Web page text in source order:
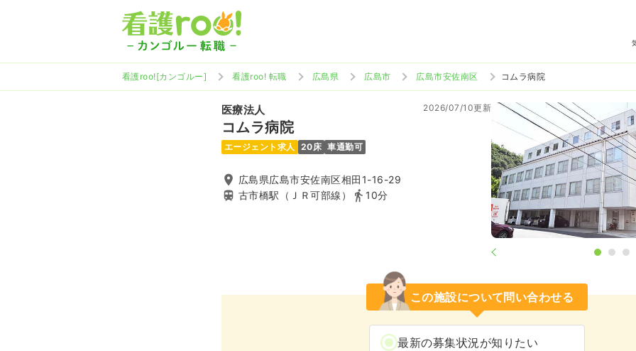
看護roo![カンゴルー] 看護roo! 転職 広島県 広島市 広島市安佐南区 コムラ病院
医療法人
コムラ病院
2026/07/10更新
エージェント求人 20床 車通勤可
広島県広島市安佐南区相田1-16-29
古市橋駅（ＪＲ可部線）
10分
この施設について問い合わせる
最新の募集状況が知りたい